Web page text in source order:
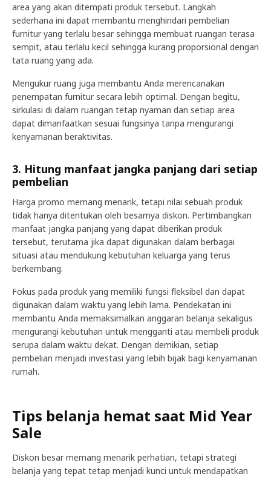
area yang akan ditempati produk tersebut. Langkah
sederhana ini dapat membantu menghindari pembelian
furnitur yang terlalu besar sehingga membuat ruangan terasa
sempit, atau terlalu kecil sehingga kurang proporsional dengan
tata ruang yang ada.
Mengukur ruang juga membantu Anda merencanakan
penempatan furnitur secara lebih optimal. Dengan begitu,
sirkulasi di dalam ruangan tetap nyaman dan setiap area
dapat dimanfaatkan sesuai fungsinya tanpa mengurangi
kenyamanan beraktivitas.
3. Hitung manfaat jangka panjang dari setiap
pembelian
Harga promo memang menarik, tetapi nilai sebuah produk
tidak hanya ditentukan oleh besarnya diskon. Pertimbangkan
manfaat jangka panjang yang dapat diberikan produk
tersebut, terutama jika dapat digunakan dalam berbagai
situasi atau mendukung kebutuhan keluarga yang terus
berkembang.
Fokus pada produk yang memiliki fungsi fleksibel dan dapat
digunakan dalam waktu yang lebih lama. Pendekatan ini
membantu Anda memaksimalkan anggaran belanja sekaligus
mengurangi kebutuhan untuk mengganti atau membeli produk
serupa dalam waktu dekat. Dengan demikian, setiap
pembelian menjadi investasi yang lebih bijak bagi kenyamanan
rumah.
Tips belanja hemat saat Mid Year
Sale
Diskon besar memang menarik perhatian, tetapi strategi
belanja yang tepat tetap menjadi kunci untuk mendapatkan